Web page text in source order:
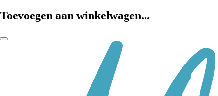
Toevoegen aan winkelwagen...